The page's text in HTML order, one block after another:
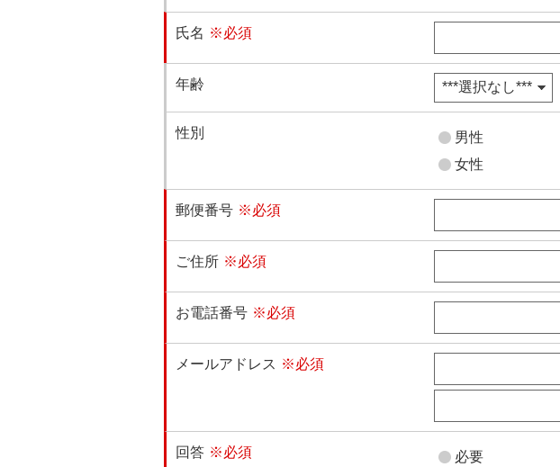
氏名 ※必須
年齢
性別
男性
女性
郵便番号 ※必須
ご住所 ※必須
お電話番号 ※必須
メールアドレス ※必須
回答 ※必須
必要